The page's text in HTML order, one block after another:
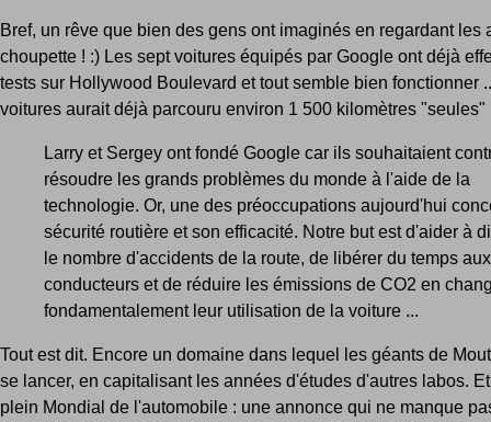
Bref, un rêve que bien des gens ont imaginés en regardant les
choupette ! :) Les sept voitures équipés par Google ont déjà
tests sur Hollywood Boulevard et tout semble bien fonctionner
voitures aurait déjà parcouru environ 1 500 kilomètres "seules"
Larry et Sergey ont fondé Google car ils souhaitaient
résoudre les grands problèmes du monde à l'aide de la
technologie. Or, une des préoccupations aujourd'hui
sécurité routière et son efficacité. Notre but est d'aider à
le nombre d'accidents de la route, de libérer du temps aux
conducteurs et de réduire les émissions de CO2 en
fondamentalement leur utilisation de la voiture ...
Tout est dit. Encore un domaine dans lequel les géants de
se lancer, en capitalisant les années d'études d'autres labos.
plein Mondial de l'automobile : une annonce qui ne manque